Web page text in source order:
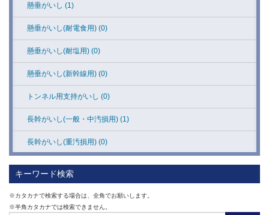
懸垂がいし (1)
懸垂がいし(耐電食用) (0)
懸垂がいし(耐塩用) (0)
懸垂がいし(新幹線用) (0)
トンネル用支持がいし (0)
長幹がいし(一般・中汚損用) (1)
長幹がいし(重汚損用) (0)
長幹がいし(トンネル用) (0)
新幹線用長幹がいし (1)
キーワード検索
※カタカナで検索する場合は、全角でお願いします。
※半角カタカナでは検索できません。